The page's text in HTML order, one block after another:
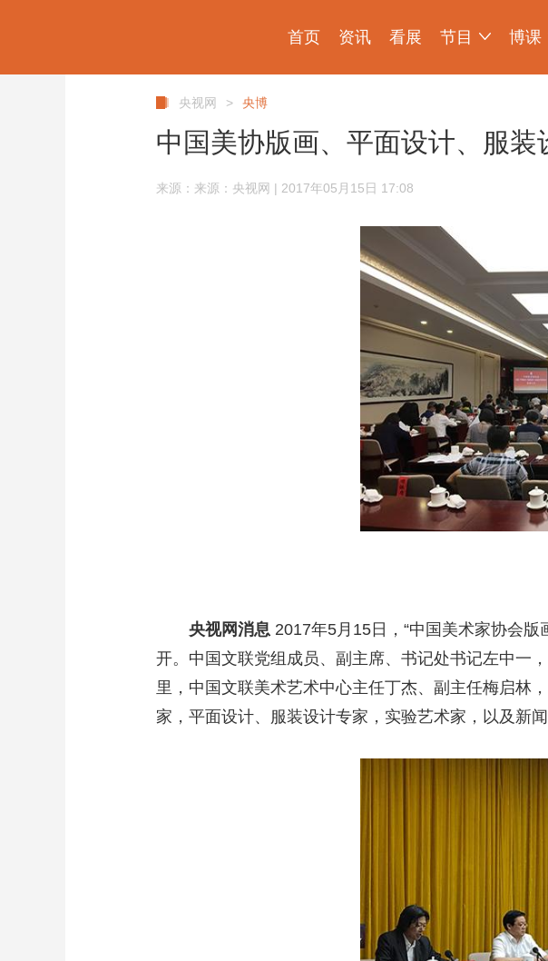
首页 资讯 看展 节目 博课
央视网 > 央博
中国美协版画、平面设计、服
来源：来源：央视网 | 2017年05月15日 17:08
央视网消息 2017年5月15日，“中国美术家协会
开。中国文联党组成员、副主席、书记处书记左中一
里，中国文联美术艺术中心主任丁杰、副主任梅启林
家，平面设计、服装设计专家，实验艺术家，以及新